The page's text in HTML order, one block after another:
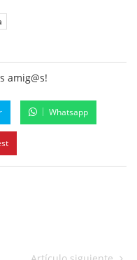
amig@s!
Whatsapp